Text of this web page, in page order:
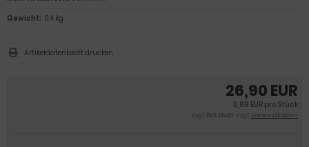
26,90 EUR
2,69 EUR pro Stück
zzgl. 19 % MwSt. zzgl.Versandkosten
Gewicht: 0.4 kg
Artikeldatenblatt drucken